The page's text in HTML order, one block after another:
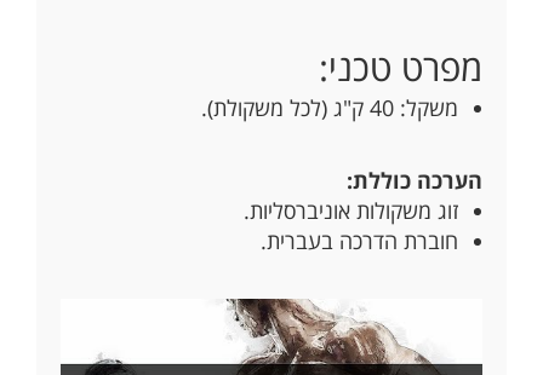
מפרט טכני:
משקל: 40 ק"ג (לכל משקולת).
הערכה כוללת:
זוג משקולות אוניברסליות.
חוברת הדרכה בעברית.